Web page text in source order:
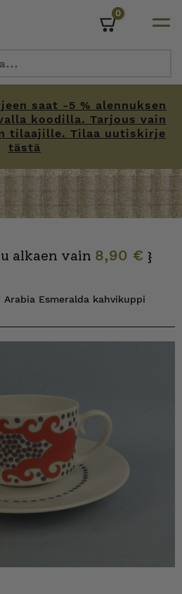
saat -5 % alennuksen
koodilla. Tarjous vain
tilaajille. Tilaa uutiskirje
tästä
0
alkaen vain 8,90 € }
Arabia Esmeralda kahvikuppi